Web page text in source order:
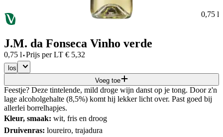
0,75 l
J.M. da Fonseca Vinho verde
0,75 l·Prijs per LT € 5,32
los
Voeg toe
Feestje? Deze tintelende, mild droge wijn danst op je tong. Door z'n
lage alcoholgehalte (8,5%) komt hij lekker licht over. Past goed bij
allerlei borrelhapjes.
Kleur, smaak: wit, fris en droog
Druivenras: loureiro, trajadura